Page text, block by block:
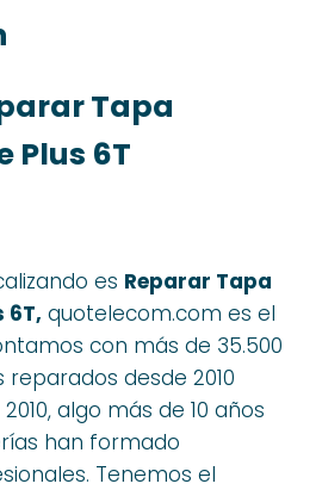
Tapa
Plus 6T
es Reparar Tapa
6T, quotelecom.com es el
con más de 35.500
desde 2010
algo más de 10 años
han formado
Tenemos el